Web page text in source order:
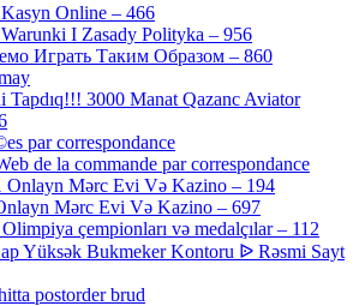
Online – 466
I Zasady Polityka – 956
Играть Таким Образом – 860
Tapdıq!!! 3000 Manat Qazanc Aviator
par correspondance
de la commande par correspondance
Onlayn Mərc Evi Və Kazino – 194
Mərc Evi Və Kazino – 697
çempionları və medalçılar – 112
Yüksək Bukmeker Kontoru ᐉ Rəsmi Sayt
postorder brud